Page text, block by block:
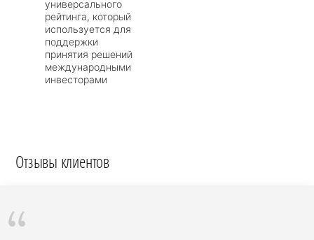
универсального
рейтинга, который
используется для
поддержки
принятия решений
международными
инвесторами
Отзывы клиентов